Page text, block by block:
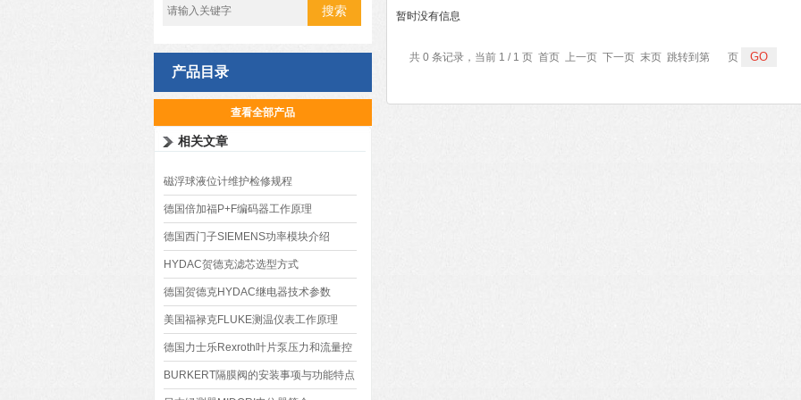
产品目录
查看全部产品
相关文章
磁浮球液位计维护检修规程
德国倍加福P+F编码器工作原理
德国西门子SIEMENS功率模块介绍
HYDAC贺德克滤芯选型方式
德国贺德克HYDAC继电器技术参数
美国福禄克FLUKE测温仪表工作原理
德国力士乐Rexroth叶片泵压力和流量控
制系统
BURKERT隔膜阀的安装事项与功能特点
暂时没有信息
共 0 条记录，当前 1 / 1 页 首页 上一页 下一页 末页 跳转到第 页